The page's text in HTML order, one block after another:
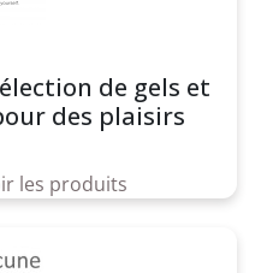
de gels et
des plaisirs
les produits